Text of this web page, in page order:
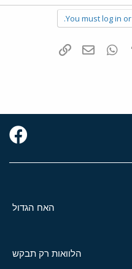
You must log in
Tumblr
WhatsAppדואר אלקטרוני
האח הגדול
הלוואות רק תבקש